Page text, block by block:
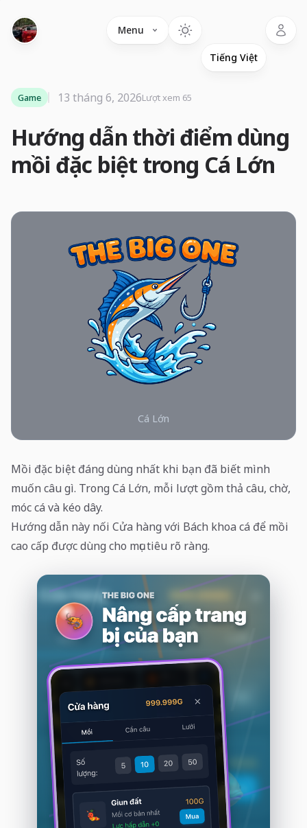
Menu
Hướng dẫn thời điểm dùng
mồi đặc biệt trong Cá Lớn
Game 13 tháng 6, 2026Lượt xem 65
Cá Lớn
Mồi đặc biệt đáng dùng nhất khi bạn đã biết mình
muốn câu gì. Trong Cá Lớn, mỗi lượt gồm thả câu, chờ,
móc cá và kéo dây.
Hướng dẫn này nối Cửa hàng với Bách khoa cá để mồi
cao cấp được dùng cho mục tiêu rõ ràng.